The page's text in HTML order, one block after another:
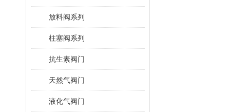
放料阀系列
柱塞阀系列
抗生素阀门
天然气阀门
液化气阀门